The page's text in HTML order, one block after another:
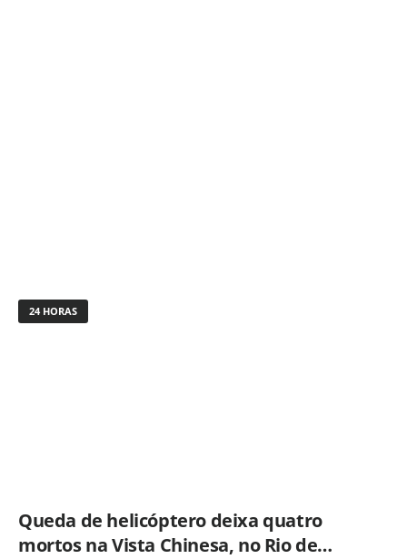
24 HORAS
Queda de helicóptero deixa quatro
mortos na Vista Chinesa, no Rio de